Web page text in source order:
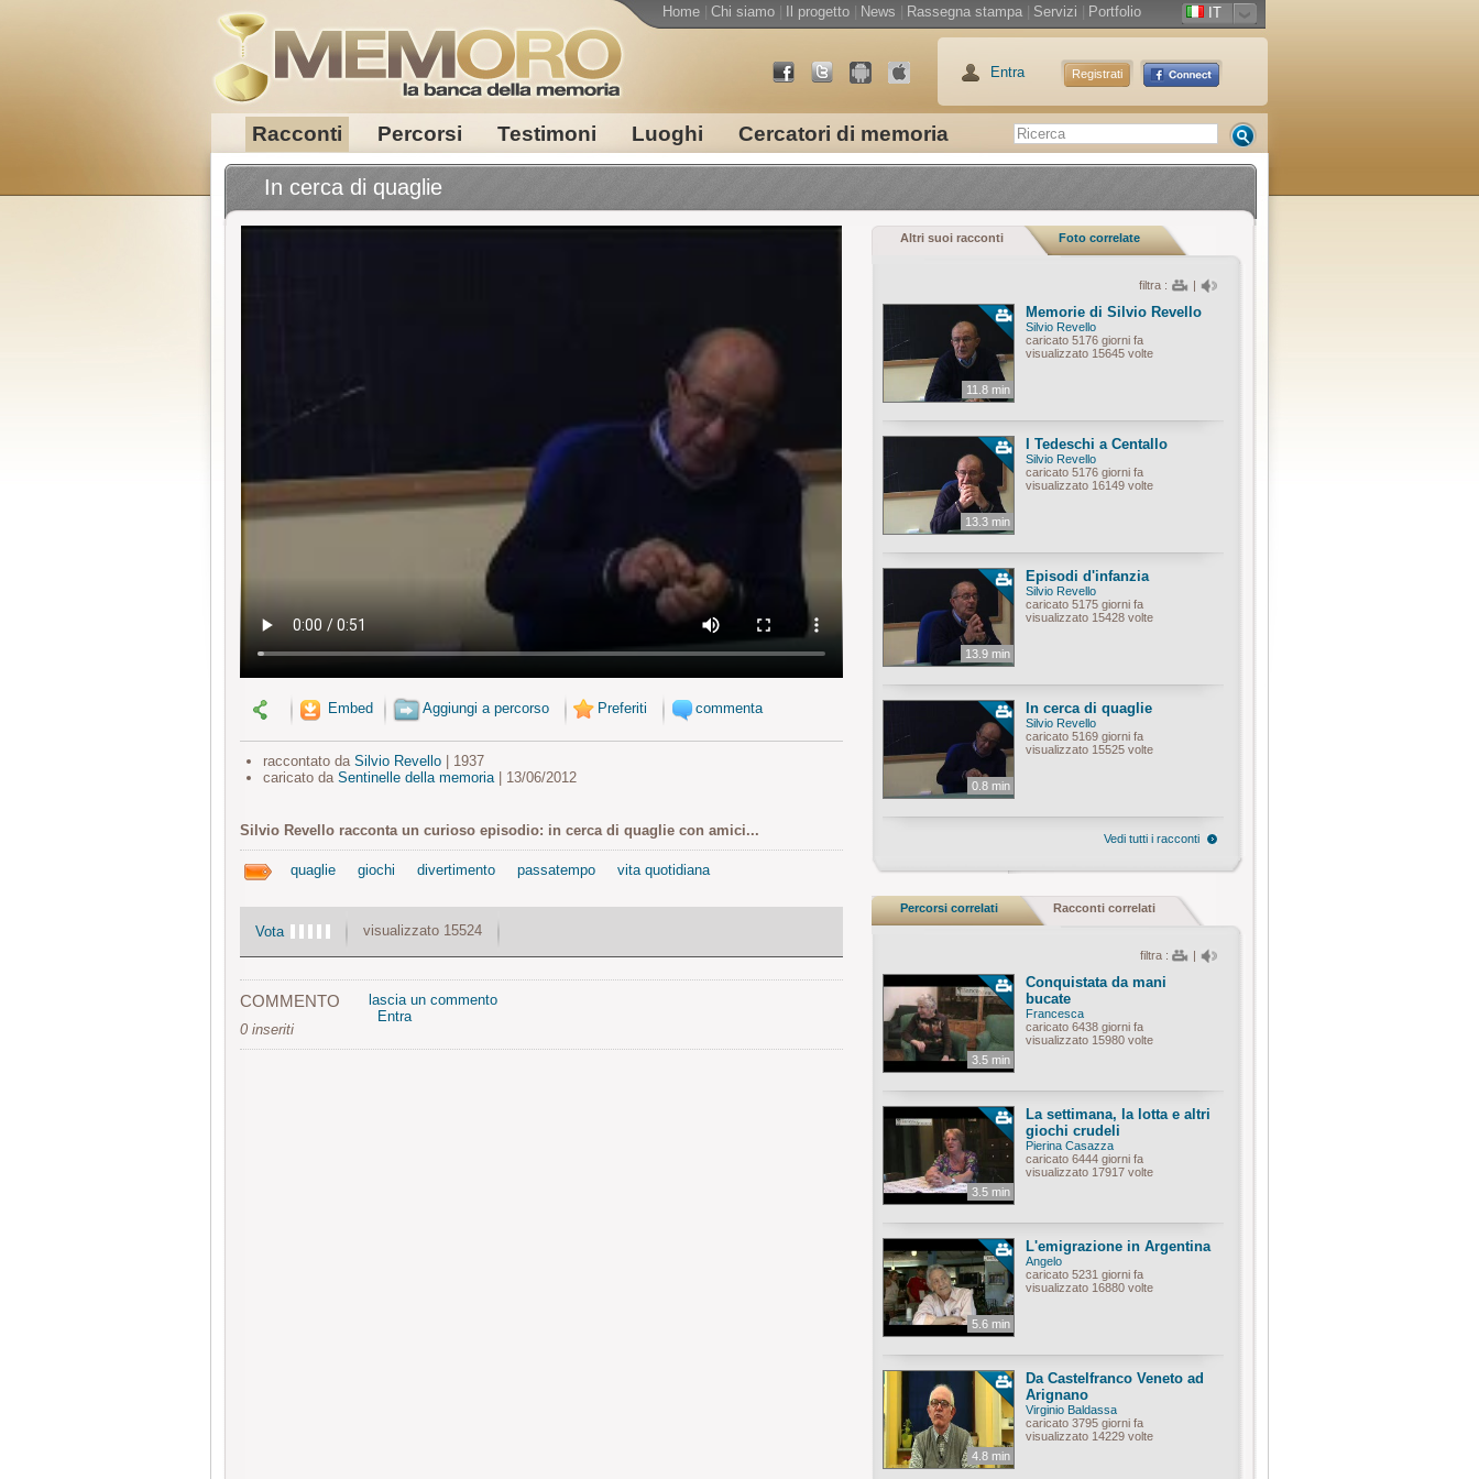
Racconti Percorsi Testimoni Luoghi Cercatori di memoria
Home Chi siamo Il progetto News Rassegna stampa Servizi Portfolio IT
Entra Registrati
In cerca di quaglie
Embed Aggiungi a percorso Preferiti commenta
raccontato da Silvio Revello| 1937
caricato da Sentinelle della memoria| 13/06/2012
Silvio Revello racconta un curioso episodio: in cerca di quaglie con amici...
quaglie giochi divertimento passatempo vita quotidiana
Vota visualizzato 15524
COMMENTO
0 inseriti
lascia un commento
Entra
Altri suoi racconti Foto correlate
filtra : |
11.8 min
Memorie di Silvio Revello
Silvio Revello
caricato 5176 giorni fa
visualizzato 15645 volte
13.3 min
I Tedeschi a Centallo
Silvio Revello
caricato 5176 giorni fa
visualizzato 16149 volte
13.9 min
Episodi d'infanzia
Silvio Revello
caricato 5175 giorni fa
visualizzato 15428 volte
0.8 min
In cerca di quaglie
Silvio Revello
caricato 5169 giorni fa
visualizzato 15525 volte
Vedi tutti i racconti
Percorsi correlati Racconti correlati
filtra : |
3.5 min
Conquistata da mani
bucate
Francesca
caricato 6438 giorni fa
visualizzato 15980 volte
3.5 min
La settimana, la lotta e altri
giochi crudeli
Pierina Casazza
caricato 6444 giorni fa
visualizzato 17917 volte
5.6 min
L'emigrazione in Argentina
Angelo
caricato 5231 giorni fa
visualizzato 16880 volte
4.8 min
Da Castelfranco Veneto ad
Arignano
Virginio Baldassa
caricato 3795 giorni fa
visualizzato 14229 volte